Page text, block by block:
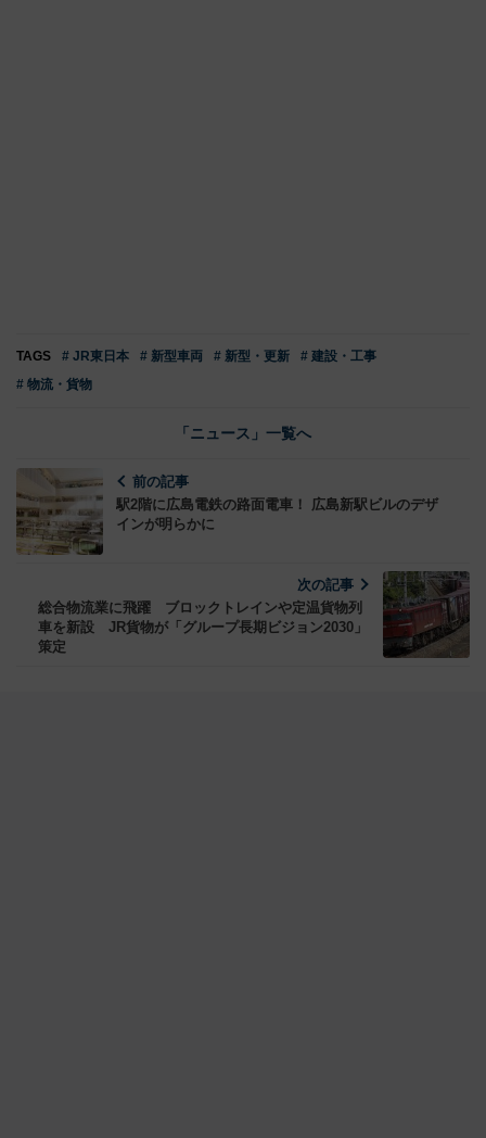
TAGS # JR東日本 # 新型車両 # 新型・更新
# 建設・工事
# 物流・貨物
「ニュース」一覧へ
前の記事
駅2階に広島電鉄の路面電車！ 広島新駅ビルのデザ
インが明らかに
次の記事
総合物流業に飛躍 ブロックトレインや定温貨物列
車を新設 JR貨物が「グループ長期ビジョン2030」
策定